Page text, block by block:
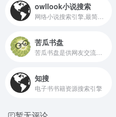
owllook小说搜索
苦瓜书盘
知搜
电子书书籍资源搜索引擎